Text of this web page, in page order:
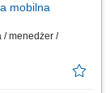
mobilna
/ menedżer /